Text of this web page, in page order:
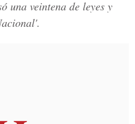
una veintena de leyes y